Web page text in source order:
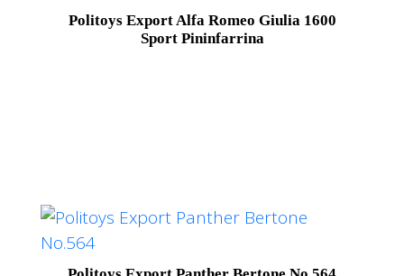
Politoys Export Alfa Romeo Giulia 1600
Sport Pininfarrina